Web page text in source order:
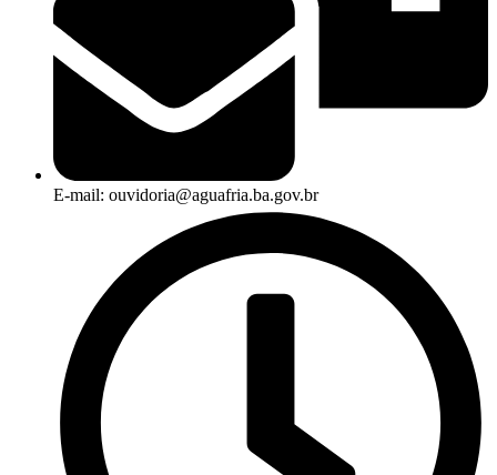
E-mail: ouvidoria@aguafria.ba.gov.br